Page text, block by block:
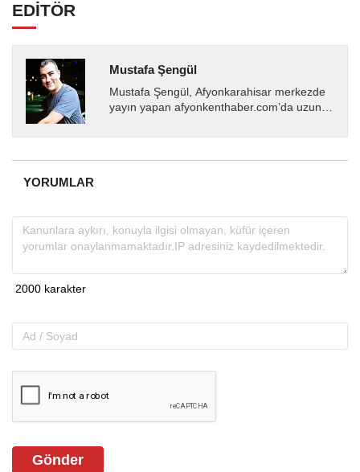
EDİTÖR
Mustafa Şengül
Mustafa Şengül, Afyonkarahisar merkezde
yayın yapan afyonkenthaber.com’da uzun
almakta, haber akışı...
YORUMLAR
Gönder